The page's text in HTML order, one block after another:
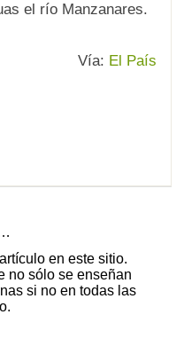
el río Manzanares.
Vía: El País
en este sitio.
no sólo se enseñan
si no en todas las